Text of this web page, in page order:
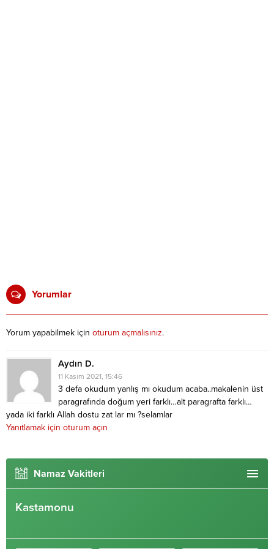
Yorumlar
Yorum yapabilmek için oturum açmalısınız.
Aydın D.
11 Kasım 2021, 15:46
3 defa okudum yanlış mı okudum acaba..makalenin üst
paragrafında doğum yeri farklı…alt paragrafta farklı…
yada iki farklı Allah dostu zat lar mı ?selamlar
Yanıtlamak için oturum açın
Namaz Vakitleri
Kastamonu